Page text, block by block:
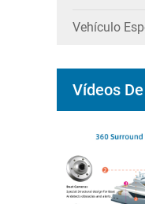
Vehículo
Vídeos